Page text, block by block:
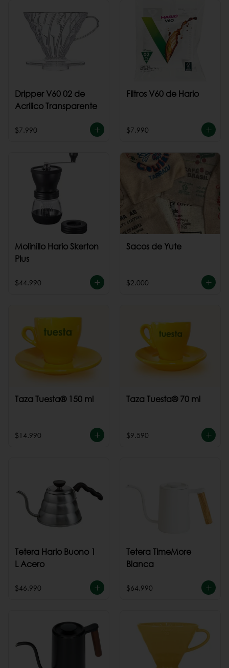
Dripper V60 02 de
Acrilico Transparente
$7.990
Filtros V60 de Hario
$7.990
Molinillo Hario Skerton
Plus
$44.990
Sacos de Yute
$2.000
Taza Tuesta® 150 ml
$14.990
Taza Tuesta® 70 ml
$9.590
Tetera Hario Buono 1
L Acero
$46.990
Tetera TimeMore
Blanca
$64.990